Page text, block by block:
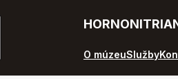
O múzeuSlužby